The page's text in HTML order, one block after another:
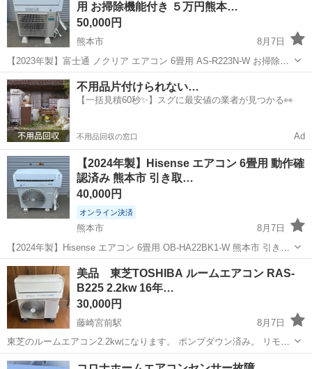
用 お掃除機能付き ５万円熊本…
50,000円
熊本市
8月7日
【2023年製】富士通 ノクリア エアコン 6畳用 AS-R223N-W お掃除機
能付き 2023年製の富士通ゼネラル「ノクリア」ルームエアコンです。
【商品詳細】 ・メーカー：富士通ゼネラル（ノクリア） ・型番：
AS-...
熊本 熊本市 季節、空調家電
不用品片付けられない…
【一括見積60秒✨】スグに最安値の業者が見つかる👀
不用品回収の窓口 Ad
【2024年製】Hisense エアコン 6畳用 動作確
認済み 熊本市 引き取…
40,000円
オンライン決済
熊本市
8月7日
【2024年製】Hisense エアコン 6畳用 OB-HA22BK1-W 熊本市 引き取
り限定 2024年製のHisenseルームエアコンです。 【商品詳細】 ・メー
カー：Hisense（ハイセンス） ・型番：OB-H...
熊本 熊本市 季節、空調家電
美品 東芝TOSHIBA ルームエアコン RAS-
B225 2.2kw 16年…
30,000円
藤崎宮前駅
8月7日
東芝のルームエアコン2.2kwになります。 ポンプダウン済み。 リモコ
ン付きです 多少の汚れや小傷はあります。
熊本 熊本市 藤崎宮前駅 季節、空調家電